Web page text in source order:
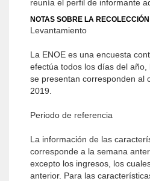
reunía el perfil de informante
NOTAS SOBRE LA
Levantamiento
La ENOE es una encuesta
efectúa todos los días del
se presentan corresponden al
2019.
Periodo de referencia
La información de las
corresponde a la semana
excepto los ingresos, los
anterior. Para las